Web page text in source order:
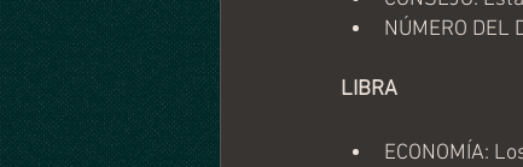
NÚMERO DEL
LIBRA
ECONOMÍA: